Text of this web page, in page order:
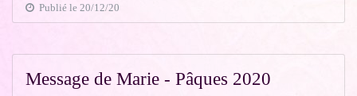
Publié le 20/12/20
Message de Marie - Pâques 2020